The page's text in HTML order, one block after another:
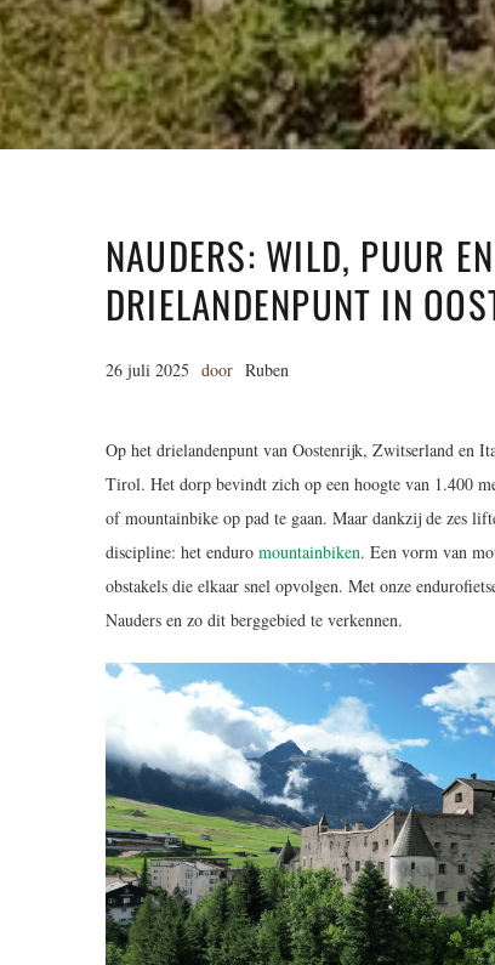
NAUDERS: WILD, PUUR
DRIELANDENPUNT IN
26 juli 2025 door Ruben
Op het drielandenpunt van Oostenrijk, Zwitserland en
Tirol. Het dorp bevindt zich op een hoogte van 1.400
of mountainbike op pad te gaan. Maar dankzij de zes
discipline: het enduro mountainbiken. Een vorm van
obstakels die elkaar snel opvolgen. Met onze
Nauders en zo dit berggebied te verkennen.